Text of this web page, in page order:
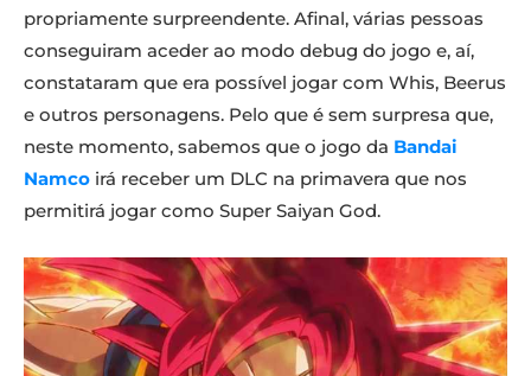
propriamente surpreendente. Afinal, várias pessoas
conseguiram aceder ao modo debug do jogo e, aí,
constataram que era possível jogar com Whis, Beerus
e outros personagens. Pelo que é sem surpresa que,
neste momento, sabemos que o jogo da Bandai
Namco irá receber um DLC na primavera que nos
permitirá jogar como Super Saiyan God.